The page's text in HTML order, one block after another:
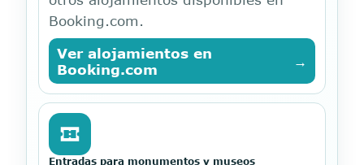
Booking.com.
Ver alojamientos en
Booking.com
→
Entradas para monumentos y museos